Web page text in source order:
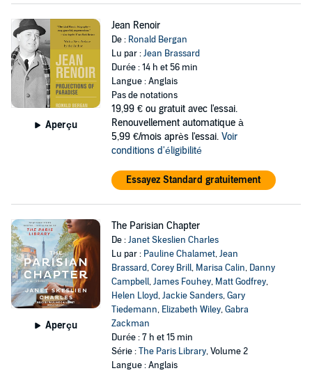
Aperçu
Jean Renoir
De : Ronald Bergan
Lu par :Jean Brassard
Durée : 14 h et 56 min
Langue : Anglais
Pas de notations
19,99 € ou gratuit avec l'essai.
Renouvellement automatique à
5,99 €/mois après l'essai. Voir
conditions d'éligibilité
Essayez Standard gratuitement
Aperçu
The Parisian Chapter
De :Janet Skeslien Charles
Lu par : Pauline Chalamet,Jean
Brassard,Corey Brill, Marisa Calin, Danny
Campbell,James Fouhey, Matt Godfrey,
Helen Lloyd,Jackie Sanders,Gary
Tiedemann, Elizabeth Wiley,Gabra
Zackman
Durée : 7 h et 15 min
Série :The Paris Library, Volume 2
Langue : Anglais